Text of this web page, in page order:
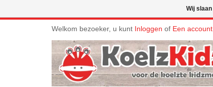
Welkom bezoeker, u kunt Inloggen of Een
Wij